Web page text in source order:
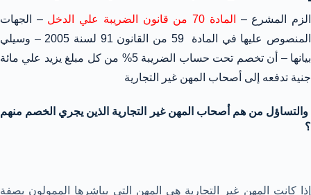
الزم المشرع – المادة 70 من قانون الضريبة علي الدخل
– الجهات
المنصوص عليها في المادة 59 من القانون 91 لسنة 2005 – وسيلي
بيانها – أن تخصم تحت حساب الضريبة 5% من كل مبلغ يزيد علي مائة
جنية تدفعه إلى أصحاب المهن غير التجارية
والتساؤل من هم أصحاب المهن غير التجارية الذين يجري الخصم منهم
؟
إذا كانت المهن غير التجارية هي المهن التي يباشرها الممولون بصفة